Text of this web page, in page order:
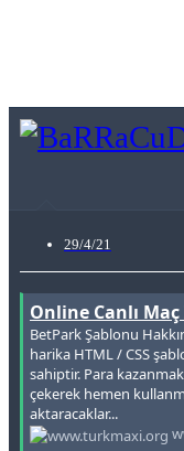
29/4/21
Online Canlı
BetPark Şablonu
harika HTML / CSS
sahiptir. Para
çekerek hemen
aktaracaklar...